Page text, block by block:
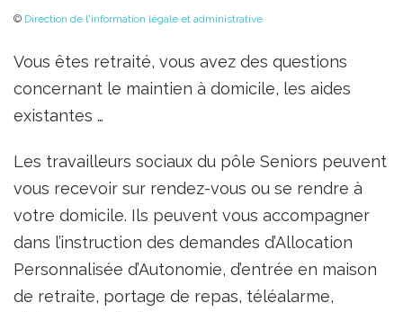
© Direction de l'information légale et administrative
Vous êtes retraité, vous avez des questions
concernant le maintien à domicile, les aides
existantes …
Les travailleurs sociaux du pôle Seniors peuvent
vous recevoir sur rendez-vous ou se rendre à
votre domicile. Ils peuvent vous accompagner
dans l’instruction des demandes d’Allocation
Personnalisée d’Autonomie, d’entrée en maison
de retraite, portage de repas, téléalarme,